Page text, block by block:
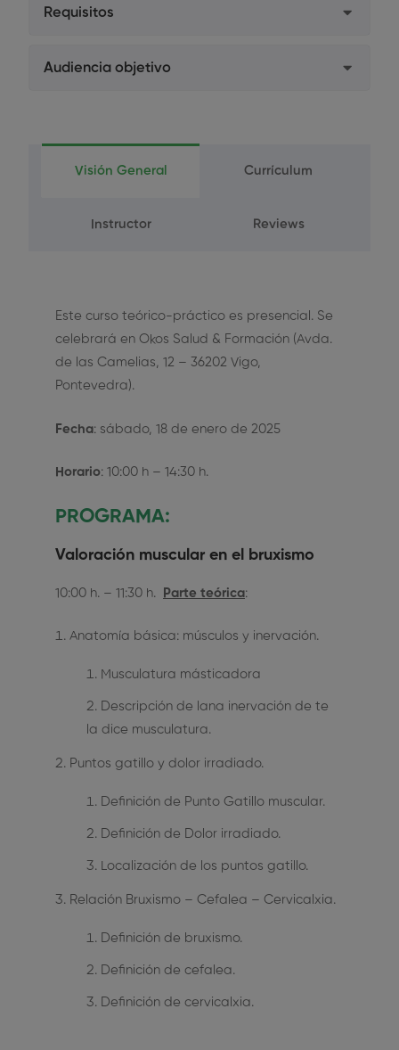
Requisitos
por mail a formacion@formacion-hidegal.com
Superior en Higiene Dental a
formacion@formacion-hidegal.com
Audiencia objetivo
Visión General
Currículum
Instructor Reviews
Este curso teórico-práctico es presencial. Se
celebrará en Okos Salud & Formación (Avda.
de las Camelias, 12 – 36202 Vigo,
Pontevedra).
Fecha: sábado, 18 de enero de 2025
Horario: 10:00 h – 14:30 h.
PROGRAMA:
Valoración muscular en el bruxismo
10:00 h. – 11:30 h. Parte teórica:
Anatomía básica: músculos y inervación.
Musculatura másticadora
Descripción de lana inervación de te
la dice musculatura.
Puntos gatillo y dolor irradiado.
Definición de Punto Gatillo muscular.
Definición de Dolor irradiado.
Localización de los puntos gatillo.
Relación Bruxismo – Cefalea – Cervicalxia.
Definición de bruxismo.
Definición de cefalea.
Definición de cervicalxia.